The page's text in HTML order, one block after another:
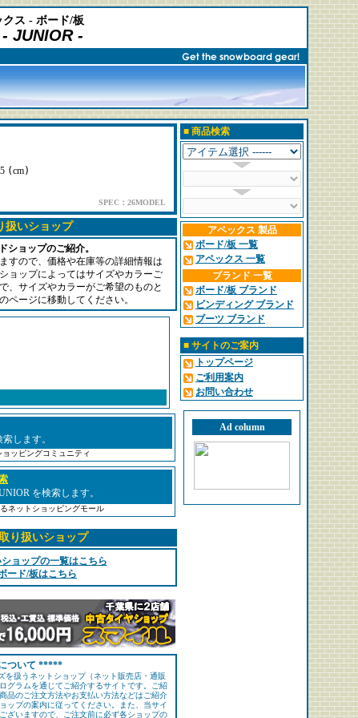
クス - ボード/板
- JUNIOR -
(cm)
SPEC：26MODEL
扱いショップ
ショップのご紹介。
すので、価格や在庫等の詳細情報は
ョップによってはサイズやカラーご
、サイズやカラーがご希望のものと
ページに移動してください。
します。
ッピングコミュニティ
を検索します。
ネットショッピングモール
り扱いショップ
ョップの一覧はこちら
ード/板はこちら
■ 商品検索
アペックス 製品
ボード/板 一覧
アペックス 一覧
ブランド 一覧
ボード/板 ブランド
ビンディング ブランド
ブーツ ブランド
■ サイトのご案内
トップページ
ご利用案内
お問い合わせ
Ad column
ついて *****
を扱うネットショップ（ネット販売店・通販
グラムを通じてご紹介するサイトです。ご紹
品のご注文方法やお支払い方法などはご紹介
ップの案内に従ってください。また、当サイ
ざいますので、ご注文前に必ず各ショップの